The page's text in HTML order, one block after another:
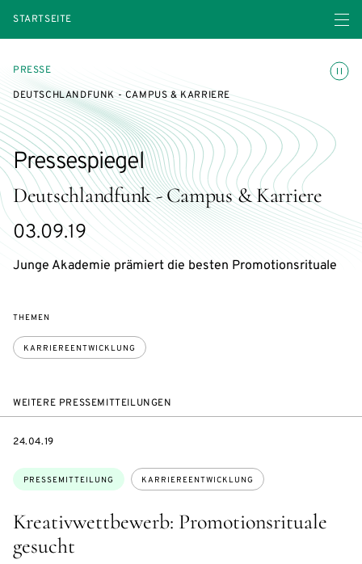
STARTSEITE Menü
PRESSE
DEUTSCHLANDFUNK - CAMPUS & KARRIERE
Deutschlandfunk - Campus & Karriere
Pressespiegel
03.09.19
Junge Akademie prämiert die besten Promotionsrituale
THEMEN
KARRIEREENTWICKLUNG
WEITERE PRESSEMITTEILUNGEN
Kreativwettbewerb: Promotionsrituale
gesucht
Themen:
PRESSEMITTEILUNG KARRIEREENTWICKLUNG
DATE
24.04.19